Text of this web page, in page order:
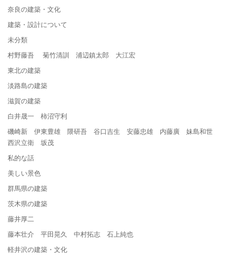
奈良の建築・文化
建築・設計について
未分類
村野藤吾 菊竹清訓 浦辺鎮太郎 大江宏
東北の建築
淡路島の建築
滋賀の建築
白井晟一 柿沼守利
磯崎新 伊東豊雄 隈研吾 谷口吉生 安藤忠雄 内藤廣 妹島和世
西沢立衛 坂茂
私的な話
美しい景色
群馬県の建築
茨木県の建築
藤井厚二
藤本壮介 平田晃久 中村拓志 石上純也
軽井沢の建築・文化